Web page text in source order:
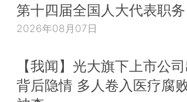
第十四届全国人大代表职务
2026年08月07日
【我闻】光大旗下上市公
背后隐情 多人卷入医疗腐